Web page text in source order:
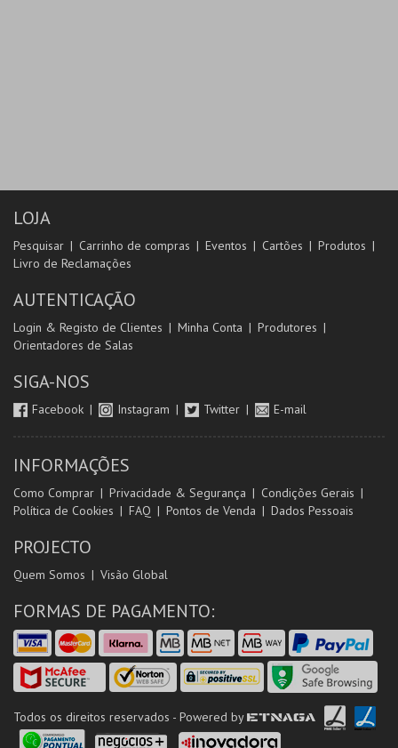
LOJA
Pesquisar Carrinho de compras Eventos Cartões
Produtos
Livro de Reclamações
AUTENTICAÇÃO
Login & Registo de Clientes Minha Conta
Produtores
Orientadores de Salas
SIGA-NOS
Facebook Instagram Twitter E-mail
INFORMAÇÕES
Como Comprar Privacidade & Segurança
Condições Gerais
Política de Cookies
FAQ Pontos de Venda Dados Pessoais
PROJECTO
Quem Somos Visão Global
FORMAS DE PAGAMENTO:
Todos os direitos reservados - Powered by ETNAGA